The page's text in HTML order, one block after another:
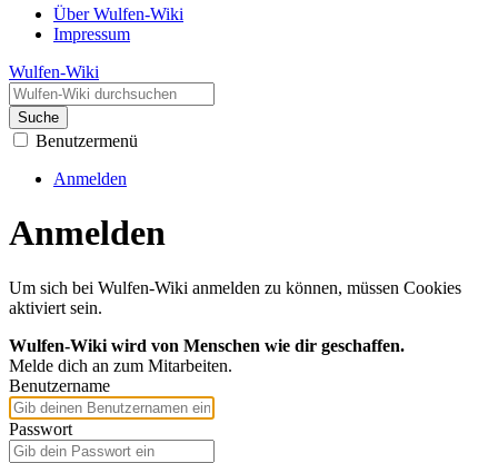
Über Wulfen-Wiki
Impressum
Wulfen-Wiki
Suche
Benutzermenü
Anmelden
Anmelden
Um sich bei Wulfen-Wiki anmelden zu können, müssen Cookies
aktiviert sein.
Wulfen-Wiki wird von Menschen wie dir geschaffen.
Melde dich an zum Mitarbeiten.
Benutzername
Passwort